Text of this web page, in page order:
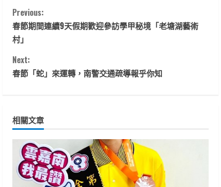
C
o
n
t
n
u
e
R
Previous:
春節期間連續9天假期歡迎參訪學甲秘境「老塘湖藝術
村」
Next:
春節「蛇」來運轉，南警交通疏導報乎你知
相關文章